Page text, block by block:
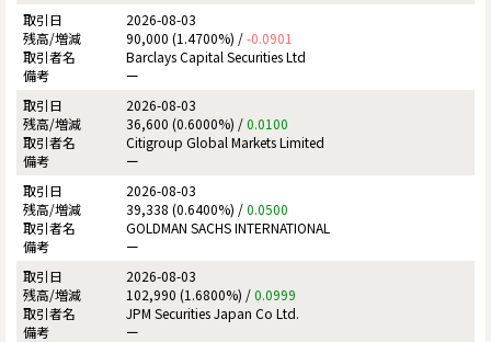
2026-08-03
90,000 (1.4700%) /-0.0901
Barclays Capital Securities Ltd
ー
2026-08-03
36,600 (0.6000%) /0.0100
Citigroup Global Markets Limited
ー
2026-08-03
39,338 (0.6400%) /0.0500
GOLDMAN SACHS INTERNATIONAL
ー
2026-08-03
102,990 (1.6800%) /0.0999
JPM Securities Japan Co Ltd.
ー